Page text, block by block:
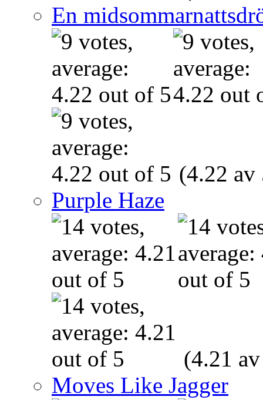
En
(4.22 av
Purple Haze
(4.21
Moves Like Jagger